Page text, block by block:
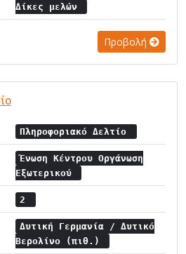
Δίκες μελών
Προβολή
Πληροφοριακό Δελτίο
Ένωση Κέντρου Οργάνωση
Εξωτερικού
2
Δυτική Γερμανία / Δυτικό
Βερολίνο (πιθ.)